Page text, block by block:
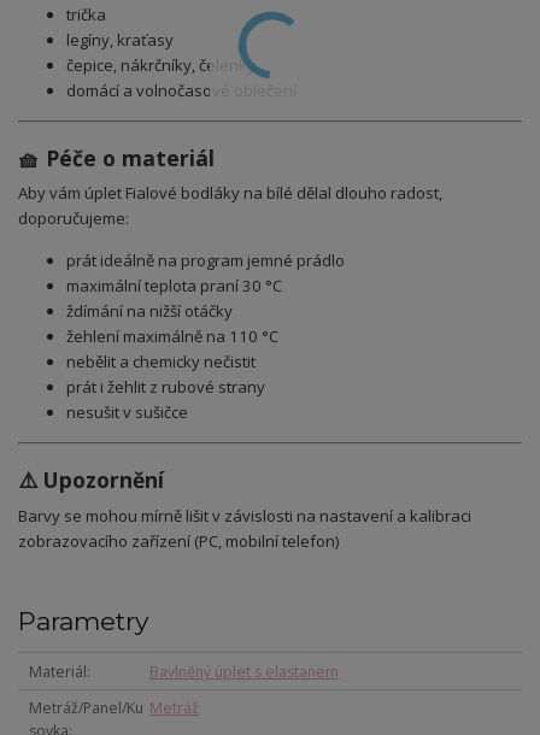
trička
legíny, kraťasy
čepice, nákrčníky, čelenky
domácí a volnočasové oblečení
🧺 Péče o materiál
Aby vám úplet Fialové bodláky na bílé dělal dlouho radost,
doporučujeme:
prát ideálně na program jemné prádlo
maximální teplota praní 30 °C
ždímání na nižší otáčky
žehlení maximálně na 110 °C
nebělit a chemicky nečistit
prát i žehlit z rubové strany
nesušit v sušičce
⚠️ Upozornění
Barvy se mohou mírně lišit v závislosti na nastavení a kalibraci
zobrazovacího zařízení (PC, mobilní telefon)
Parametry
Materiál
Bavlněný úplet s elastanem
Metráž/Panel/Ku Metráž